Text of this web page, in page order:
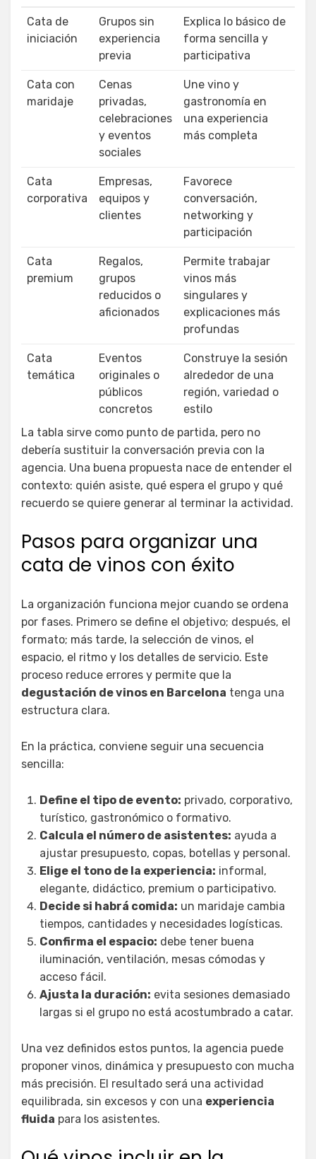
Cata de
iniciación
Grupos sin
experiencia
previa
Explica lo básico de
forma sencilla y
participativa
Cata con
maridaje
Cenas
privadas,
celebraciones
y eventos
sociales
Une vino y
gastronomía en
una experiencia
más completa
Cata
corporativa
Empresas,
equipos y
clientes
Favorece
conversación,
networking y
participación
Cata
premium
Regalos,
grupos
reducidos o
aficionados
Permite trabajar
vinos más
singulares y
explicaciones más
profundas
Cata
temática
Eventos
originales o
públicos
concretos
Construye la sesión
alrededor de una
región, variedad o
estilo
La tabla sirve como punto de partida, pero no
debería sustituir la conversación previa con la
agencia. Una buena propuesta nace de entender el
contexto: quién asiste, qué espera el grupo y qué
recuerdo se quiere generar al terminar la actividad.
Pasos para organizar una
cata de vinos con éxito
La organización funciona mejor cuando se ordena
por fases. Primero se define el objetivo; después, el
formato; más tarde, la selección de vinos, el
espacio, el ritmo y los detalles de servicio. Este
proceso reduce errores y permite que la
degustación de vinos en Barcelona tenga una
estructura clara.
En la práctica, conviene seguir una secuencia
sencilla:
Define el tipo de evento: privado, corporativo,
turístico, gastronómico o formativo.
Calcula el número de asistentes: ayuda a
ajustar presupuesto, copas, botellas y personal.
Elige el tono de la experiencia: informal,
elegante, didáctico, premium o participativo.
Decide si habrá comida: un maridaje cambia
tiempos, cantidades y necesidades logísticas.
Confirma el espacio: debe tener buena
iluminación, ventilación, mesas cómodas y
acceso fácil.
Ajusta la duración: evita sesiones demasiado
largas si el grupo no está acostumbrado a catar.
Una vez definidos estos puntos, la agencia puede
proponer vinos, dinámica y presupuesto con mucha
más precisión. El resultado será una actividad
equilibrada, sin excesos y con una experiencia
fluida para los asistentes.